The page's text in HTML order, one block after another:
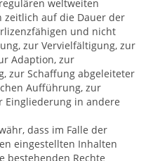
weltweiten
zeitlich auf die Dauer der
und nicht
zur Vervielfältigung, zur
Adaption, zur
zur Schaffung abgeleiteter
Aufführung, zur
Eingliederung in andere
dass im Falle der
eingestellten Inhalten
bestehenden Rechte